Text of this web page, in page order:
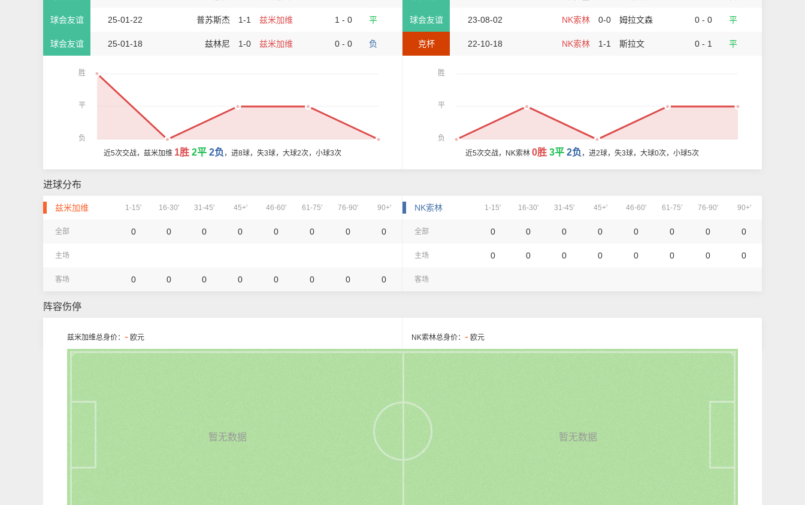
球会友谊 25-01-22 普苏斯杰 1-1 兹米加维 1 - 0 平
球会友谊 25-01-18 兹林尼 1-0 兹米加维 0 - 0 负
胜
平
负
近5次交战，兹米加维 1胜 2平 2负 ，进8球，失3球，大球2次，小球3次
球会友谊 23-08-02 NK索林 0-0 姆拉文森 0 - 0 平
克杯 22-10-18 NK索林 1-1 斯拉文 0 - 1 平
胜
平
负
近5次交战，NK索林 0胜 3平 2负 ，进2球，失3球，大球0次，小球5次
进球分布
兹米加维 1-15' 16-30' 31-45' 45+' 46-60' 61-75' 76-90' 90+'
全部 0 0 0 0 0 0 0 0
主场
客场 0 0 0 0 0 0 0 0
NK索林 1-15' 16-30' 31-45' 45+' 46-60' 61-75' 76-90' 90+'
全部 0 0 0 0 0 0 0 0
主场 0 0 0 0 0 0 0 0
客场
阵容伤停
兹米加维总身价： - 欧元 NK索林总身价： - 欧元
暂无数据 暂无数据